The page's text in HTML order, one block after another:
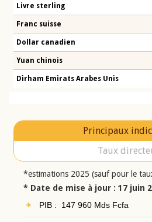
Livre sterling
Franc suisse
Dollar canadien
Yuan chinois
Dirham Emirats Arabes Unis
Principaux
Taux
*estimations 2025 (sauf pour le
* Date de mise à jour : 17 juin
PIB : 147 960 Mds Fcfa